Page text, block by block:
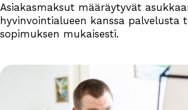
Asiakasmaksut määräytyvät
hyvinvointialueen kanssa palvelusta
sopimuksen mukaisesti.